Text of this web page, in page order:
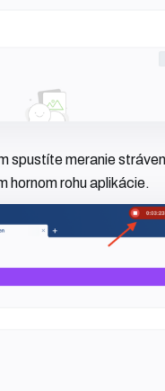
spustíte meranie
hornom rohu aplikácie.